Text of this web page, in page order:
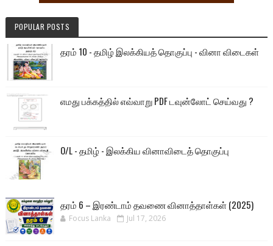
POPULAR POSTS
தரம் 10 - தமிழ் இலக்கியத் தொகுப்பு - வினா விடைகள்
எமது பக்கத்தில் எவ்வாறு PDF டவுன்லோட் செய்வது ?
O/L - தமிழ் - இலக்கிய வினாவிடைத் தொகுப்பு
தரம் 6 – இரண்டாம் தவணை வினாத்தாள்கள் (2025)
Focus Lanka Jul 17, 2026